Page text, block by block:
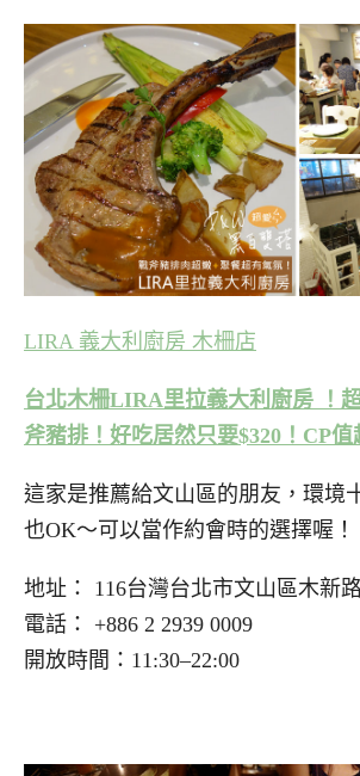
LIRA 義大利廚房 木柵店
台北木柵LIRA里拉義大利廚房 ！
斧豬排！好吃居然只要$320！CP值
這家是推薦給文山區的朋友，環境
也OK～可以當作約會時的選擇喔！
地址： 116台灣台北市文山區木新
電話： +886 2 2939 0009
開放時間：11:30–22:00